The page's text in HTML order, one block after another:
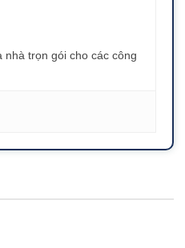
trọn gói cho các công